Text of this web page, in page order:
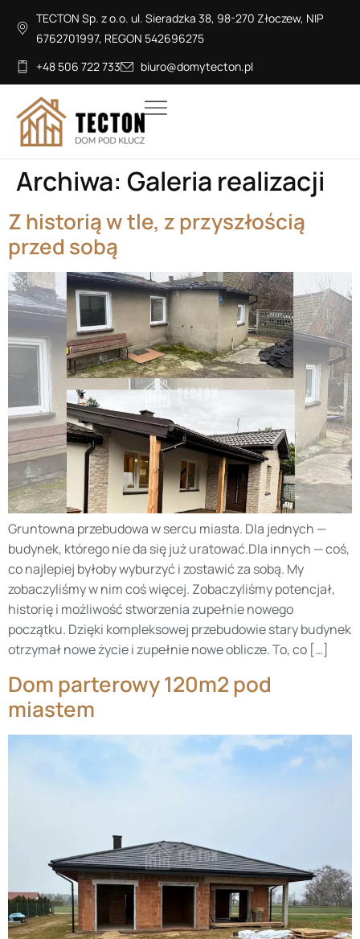
TECTON Sp. z o.o. ul. Sieradzka 38, 98-270 Złoczew, NIP
6762701997, REGON 542696275
+48 506 722 733
biuro@domytecton.pl
Archiwa: Galeria realizacji
Z historią w tle, z przyszłością
przed sobą
Gruntowna przebudowa w sercu miasta. Dla jednych —
budynek, którego nie da się już uratować.Dla innych — coś,
co najlepiej byłoby wyburzyć i zostawić za sobą. My
zobaczyliśmy w nim coś więcej. Zobaczyliśmy potencjał,
historię i możliwość stworzenia zupełnie nowego
początku. Dzięki kompleksowej przebudowie stary budynek
otrzymał nowe życie i zupełnie nowe oblicze. To, co […]
Dom parterowy 120m2 pod
miastem